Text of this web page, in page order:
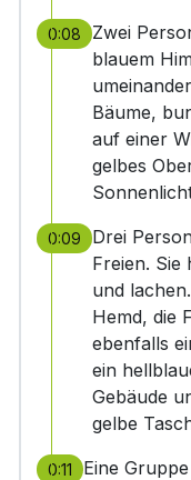
0:08
Zwei
blauem
Bäume,
auf einer
gelbes
0:09
Drei
Freien. Sie
und
Hemd, die
ebenfalls
ein
Gebäude
gelbe
0:11
Eine